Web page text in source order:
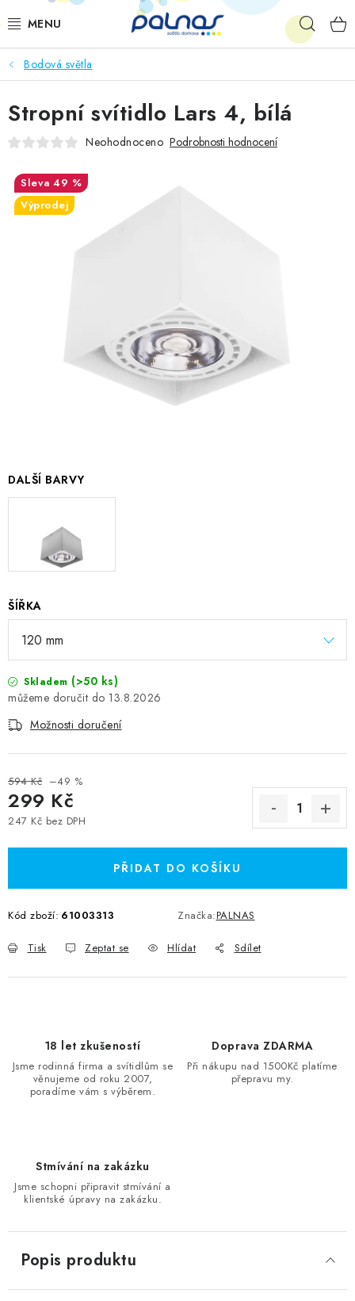
na
OSVĚTLENÍ INTERIÉRU
LED
VENKOVNÍ OSVĚTLENÍ
AKCE
Bodová světla
DALŠÍ BARVY
ŠÍŘKA
Skladem (>50 ks)
13.8.2026
Možnosti doručení
594 Kč –49 %
299 Kč
247 Kč bez DPH
PŘIDAT DO KOŠÍKU
Kód zboží: 61003313 Značka:PALNAS
Tisk Zeptat se Hlídat Sdílet
Stropní svítidlo Lars 4, bílá
Neohodnoceno Podrobnosti hodnocení
49 %
Výprodej
18 let zkušeností
Jsme rodinná firma a svítidlům se
věnujeme od roku 2007,
poradíme vám s výběrem.
Doprava ZDARMA
Při nákupu nad 1500Kč platíme
přepravu my.
Stmívání na zakázku
Jsme schopni připravit stmívání a
klientské úpravy na zakázku.
Popis produktu